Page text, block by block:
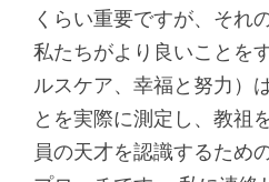
くらい重要ですが、それ
私たちがより良いことを
ルスケア、幸福と努力）
とを実際に測定し、教祖
員の天才を認識するため